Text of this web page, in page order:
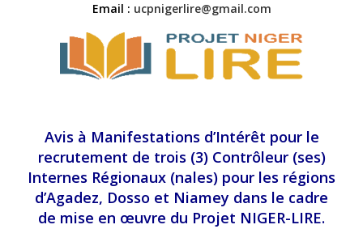
Email : ucpnigerlire@gmail.com
Avis à Manifestations d’Intérêt pour le
recrutement de trois (3) Contrôleur (ses)
Internes Régionaux (nales) pour les régions
d’Agadez, Dosso et Niamey dans le cadre
de mise en œuvre du Projet NIGER-LIRE.